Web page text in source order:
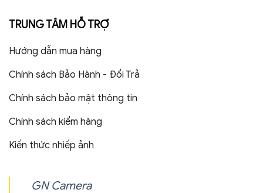
TRUNG TÂM HỖ TRỢ
Hướng dẫn mua hàng
Chính sách Bảo Hành - Đổi Trả
Chính sách bảo mật thông tin
Chính sách kiểm hàng
Kiến thức nhiếp ảnh
GN Camera